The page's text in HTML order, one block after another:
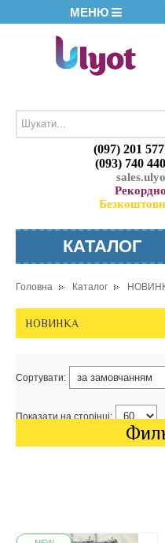
МЕНЮ
(097) 201
(093) 740
КАТАЛОГ
Головна Каталог
НОВИНКА
Сортувати:
Показати на сторінці: